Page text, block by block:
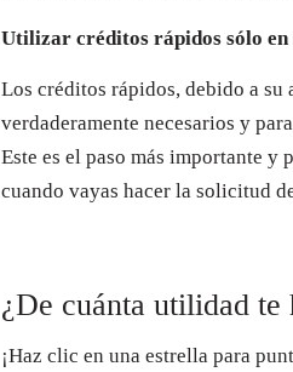
Utilizar créditos rápidos sólo en
Los créditos rápidos, debido a su
verdaderamente necesarios y
Este es el paso más importante y
cuando vayas hacer la solicitud
¿De cuánta utilidad te
¡Haz clic en una estrella para